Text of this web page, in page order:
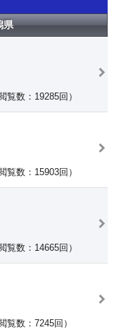
県
覧数：19285回）
覧数：15903回）
覧数：14665回）
覧数：7245回）